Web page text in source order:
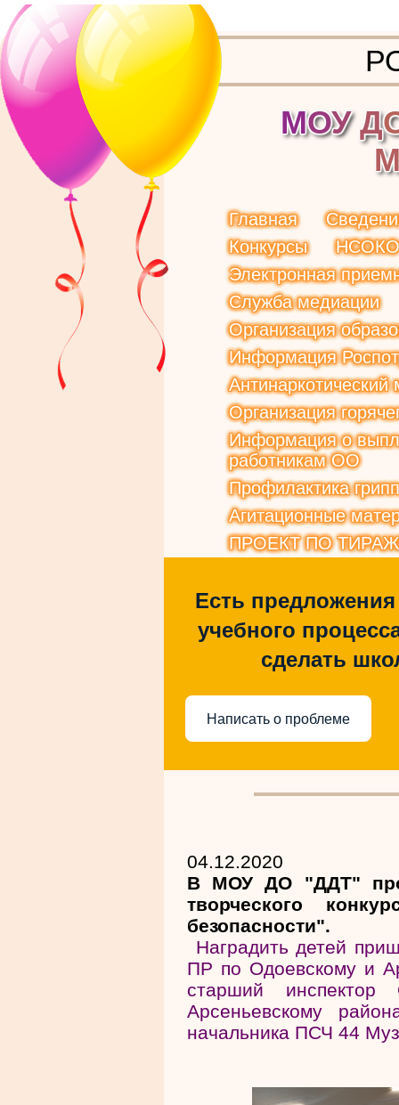
МОУ Д
Главная
Конкурсы
НСОКО
Электронная
Служба медиации
Организация
Информация
Антинаркотический
Организация
Информация о
работникам ОО
Профилактика
Агитационные
ПРОЕКТ ПО
Есть
учебного
сделать
Написать о проблеме
04.12.2020
В МОУ ДО "ДДТ"
творческого
безопасности".
Наградить детей
ПР по Одоевскому и
старший
Арсеньевскому
начальника ПСЧ 44